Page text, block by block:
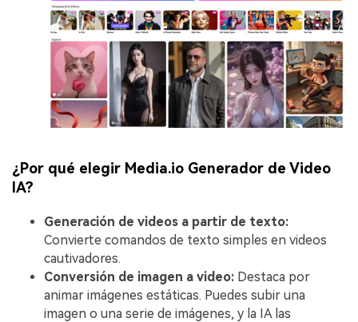
¿Por qué elegir Media.io Generador de Video
IA?
Generación de videos a partir de texto:
Convierte comandos de texto simples en videos
cautivadores.
Conversión de imagen a video: Destaca por
animar imágenes estáticas. Puedes subir una
imagen o una serie de imágenes, y la IA las